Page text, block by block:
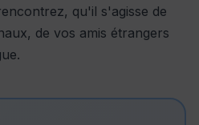
qu'il s'agisse de
de vos amis étrangers